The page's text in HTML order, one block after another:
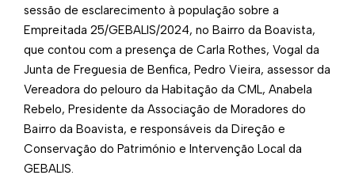
sessão de esclarecimento à população sobre a
Empreitada 25/GEBALIS/2024, no Bairro da Boavista,
que contou com a presença de Carla Rothes, Vogal da
Junta de Freguesia de Benfica, Pedro Vieira, assessor da
Vereadora do pelouro da Habitação da CML, Anabela
Rebelo, Presidente da Associação de Moradores do
Bairro da Boavista, e responsáveis da Direção e
Conservação do Património e Intervenção Local da
GEBALIS.